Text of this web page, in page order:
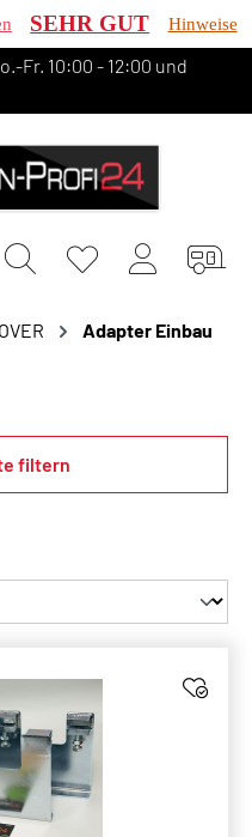
SEHR GUT Hinweise
Fr. 10:00 - 12:00 und
Adapter Einbau
filtern